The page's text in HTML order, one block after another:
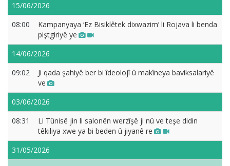
15/06/2026
08:00
Kampanyaya ‘Ez Bisiklêtek dixwazim’ li Rojava li benda
piştgiriyê ye
14/06/2026
09:02
Ji qada şahiyê ber bi îdeolojî û makîneya baviksalariyê
ve
03/06/2026
08:31
Li Tûnisê jin li salonên werzîşê ji nû ve teşe didin
têkiliya xwe ya bi beden û jiyanê re
31/05/2026